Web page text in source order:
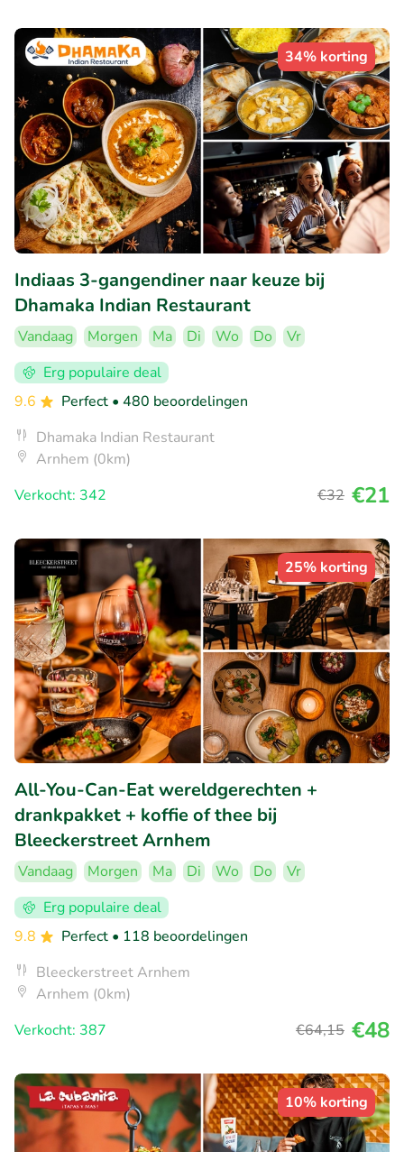
34% korting
Indiaas 3-gangendiner naar keuze bij
Dhamaka Indian Restaurant
Vandaag Morgen Ma Di Wo Do
Vr
Erg populaire deal
9.6
Perfect • 480 beoordelingen
Dhamaka Indian Restaurant
Arnhem (0km)
Verkocht: 342
€32 €21
25% korting
All-You-Can-Eat wereldgerechten +
drankpakket + koffie of thee bij
Bleeckerstreet Arnhem
Vandaag Morgen Ma Di Wo Do
Vr
Erg populaire deal
9.8
Perfect • 118 beoordelingen
Bleeckerstreet Arnhem
Arnhem (0km)
Verkocht: 387
€64,15 €48
10% korting